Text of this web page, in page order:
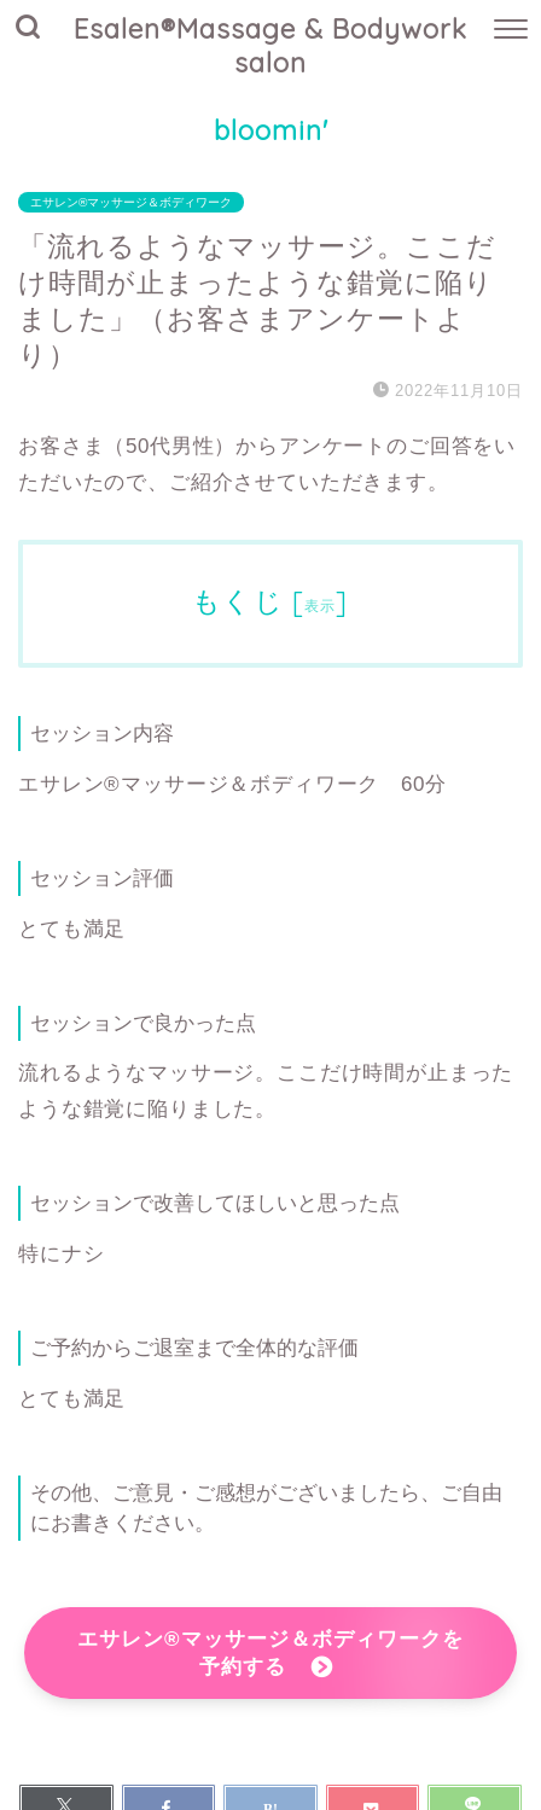
Esalen®Massage & Bodywork
salon
bloomin'
エサレン®マッサージ＆ボディワーク
「流れるようなマッサージ。ここだ
け時間が止まったような錯覚に陥り
ました」（お客さまアンケートよ
り）
2022年11月10日
お客さま（50代男性）からアンケートのご回答をい
ただいたので、ご紹介させていただきます。
もくじ [表示]
セッション内容
エサレン®マッサージ＆ボディワーク 60分
セッション評価
とても満足
セッションで良かった点
流れるようなマッサージ。ここだけ時間が止まった
ような錯覚に陥りました。
セッションで改善してほしいと思った点
特にナシ
ご予約からご退室まで全体的な評価
とても満足
その他、ご意見・ご感想がございましたら、ご自由
にお書きください。
エサレン®マッサージ＆ボディワークを
予約する